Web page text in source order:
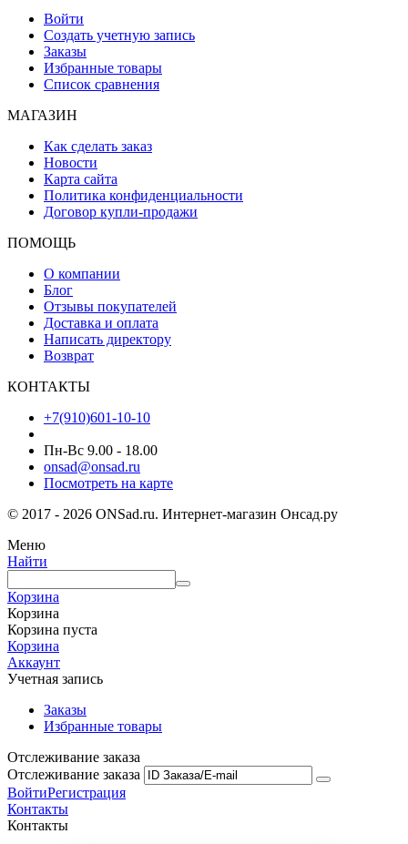
Войти
Создать учетную запись
Заказы
Избранные товары
Список сравнения
МАГАЗИН
Как сделать заказ
Новости
Карта сайта
Политика конфиденциальности
Договор купли-продажи
ПОМОЩЬ
О компании
Блог
Отзывы покупателей
Доставка и оплата
Написать директору
Возврат
КОНТАКТЫ
+7(910)601-10-10
Пн-Вс 9.00 - 18.00
onsad@onsad.ru
Посмотреть на карте
© 2017 - 2026 ONSad.ru. Интернет-магазин Онсад.ру
Меню
Найти
Корзина
Корзина
Корзина пуста
Корзина
Аккаунт
Учетная запись
Заказы
Избранные товары
Отслеживание заказа
Отслеживание заказа
ВойтиРегистрация
Контакты
Контакты